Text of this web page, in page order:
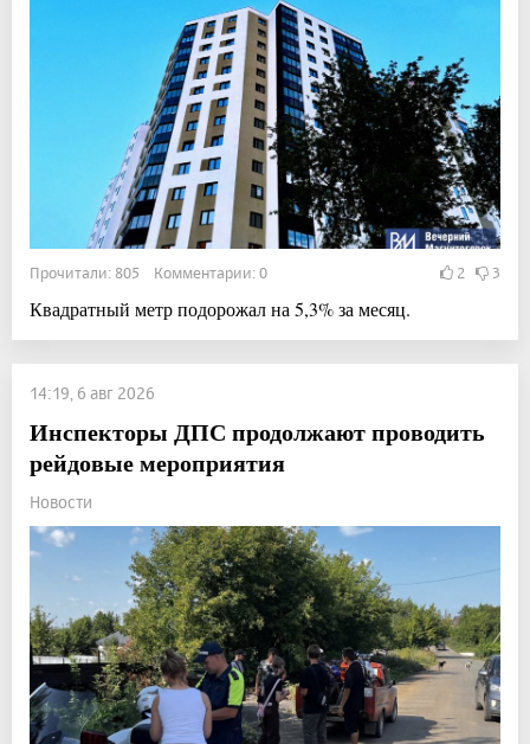
Прочитали: 805 Комментарии: 0 2 3
Квадратный метр подорожал на 5,3% за месяц.
14:19, 6 авг 2026
Инспекторы ДПС продолжают проводить
рейдовые мероприятия
Новости